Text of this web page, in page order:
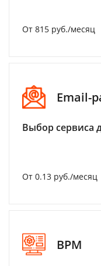
От 815 руб./месяц
Email-
Выбор сервиса
От 0.13 руб./месяц
BPM